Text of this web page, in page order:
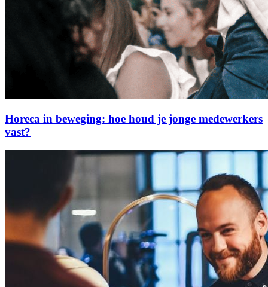
Horeca in beweging: hoe houd je jonge medewerkers
vast?